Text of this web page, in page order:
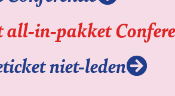
all-in-pakket
niet-leden